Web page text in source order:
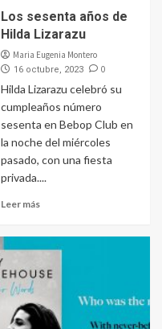
Los sesenta años de
Hilda Lizarazu
Maria Eugenia Montero
16 octubre, 2023 0
Hilda Lizarazu celebró su
cumpleaños número
sesenta en Bebop Club en
la noche del miércoles
pasado, con una fiesta
privada....
Leer más